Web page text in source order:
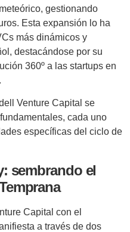
gestionando
Esta expansión lo ha
más dinámicos y
destacándose por su
360º a las startups en
Venture Capital se
cada uno
específicas del ciclo de
sembrando el
Capital con el
a través de dos